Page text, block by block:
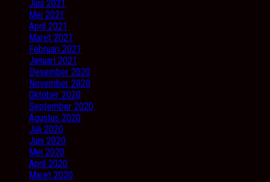
Juni 2021
Mei 2021
April 2021
Maret 2021
Februari 2021
Januari 2021
Desember 2020
November 2020
Oktober 2020
September 2020
Agustus 2020
Juli 2020
Juni 2020
Mei 2020
April 2020
Maret 2020